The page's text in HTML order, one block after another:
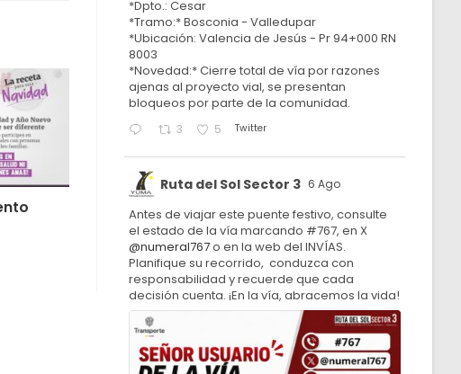
*Dpto.: Cesar
*Tramo:* Bosconia - Valledupar
*Ubicación: Valencia de Jesús - Pr 94+000 RN
8003
*Novedad:* Cierre total de vía por razones
ajenas al proyecto vial, se presentan
bloqueos por parte de la comunidad.
3 5 Twitter
Ruta del Sol Sector 3 6 Ago
Antes de viajar este puente festivo, consulte
el estado de la vía marcando #767, en X
@numeral767o en la web del INVÍAS.
Planifique su recorrido, conduzca con
responsabilidad y recuerde que cada
decisión cuenta. ¡En la vía, abracemos la vida!